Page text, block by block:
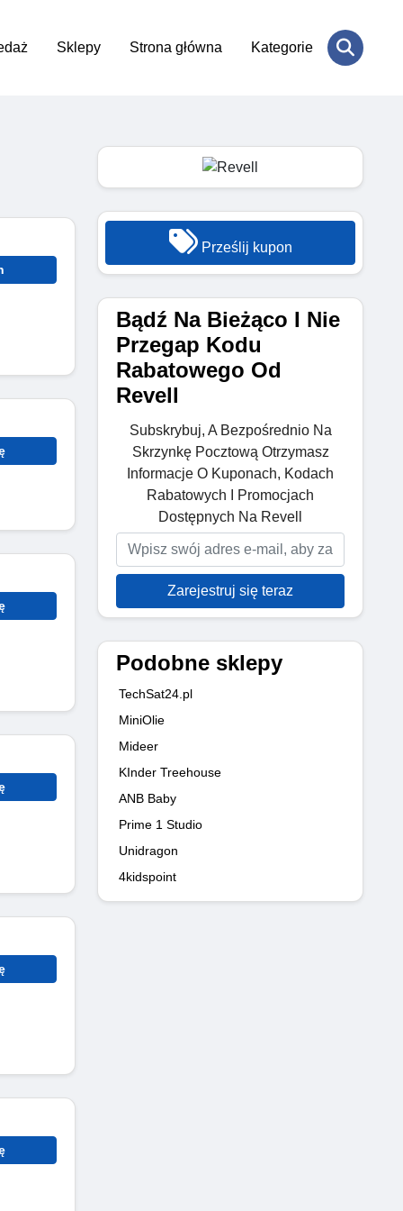
Sklepy Strona główna Kategorie
Prześlij kupon
Bądź Na Bieżąco I Nie
Przegap Kodu
Rabatowego Od
Revell
Subskrybuj, A Bezpośrednio Na
Skrzynkę Pocztową Otrzymasz
Informacje O Kuponach, Kodach
Rabatowych I Promocjach
Dostępnych Na Revell
Zarejestruj się teraz
Podobne sklepy
TechSat24.pl
MiniOlie
Mideer
KInder Treehouse
ANB Baby
Prime 1 Studio
Unidragon
4kidspoint